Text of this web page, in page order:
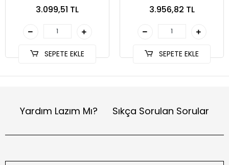
3.099,51 TL
SEPETE EKLE
3.956,82 TL
SEPETE EKLE
Yardım Lazım Mı? Sıkça Sorulan Sorular